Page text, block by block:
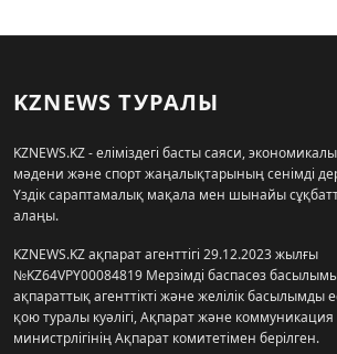
KZNEWS ТУРАЛЫ
KZNEWS.KZ - еліміздегі басты саяси,
мәдени және спорт жаңалықтарының сенімді
Үздік сараптамалық мақала мен шынайы
алаңы.
KZNEWS.KZ ақпарат агенттігі 29.12.2023 жылғы
№KZ64VPY00084819 Мерзімді баспасөз
ақпараттық агенттікті және желілік басылымды
қою туралы куәлігі, Ақпарат және коммуникация
министрлігінің Ақпарат комитетімен берілген.